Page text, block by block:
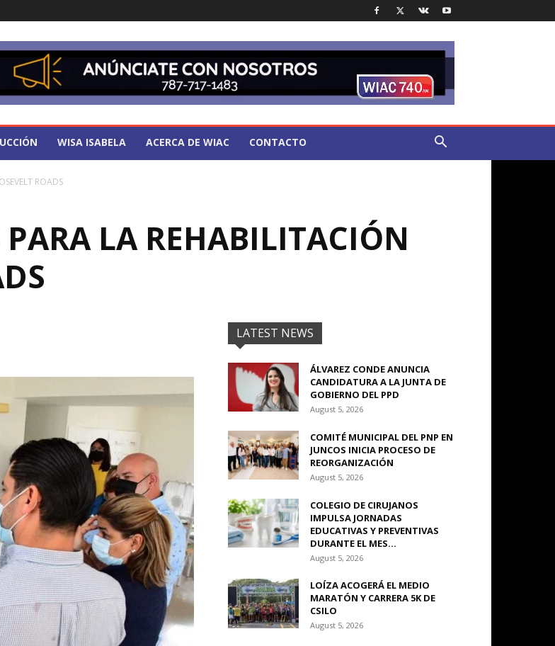
WISA ISABELA ACERCA DE WIAC CONTACTO
ROADS
LA REHABILITACIÓN
LATEST NEWS
ÁLVAREZ CONDE ANUNCIA
CANDIDATURA A LA JUNTA DE
GOBIERNO DEL PPD
August 5, 2026
COMITÉ MUNICIPAL DEL PNP EN
JUNCOS INICIA PROCESO DE
REORGANIZACIÓN
August 5, 2026
COLEGIO DE CIRUJANOS
IMPULSA JORNADAS
EDUCATIVAS Y PREVENTIVAS
DURANTE EL MES...
August 5, 2026
LOÍZA ACOGERÁ EL MEDIO
MARATÓN Y CARRERA 5K DE
CSILO
August 5, 2026